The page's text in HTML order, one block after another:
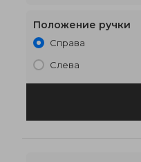
Положение ручки
Справа
Слева